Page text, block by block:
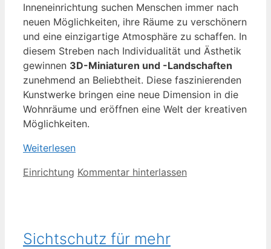
Inneneinrichtung suchen Menschen immer nach
neuen Möglichkeiten, ihre Räume zu verschönern
und eine einzigartige Atmosphäre zu schaffen. In
diesem Streben nach Individualität und Ästhetik
gewinnen 3D-Miniaturen und -Landschaften
zunehmend an Beliebtheit. Diese faszinierenden
Kunstwerke bringen eine neue Dimension in die
Wohnräume und eröffnen eine Welt der kreativen
Möglichkeiten.
Weiterlesen
Kategorien
Einrichtung Kommentar hinterlassen
Sichtschutz für mehr